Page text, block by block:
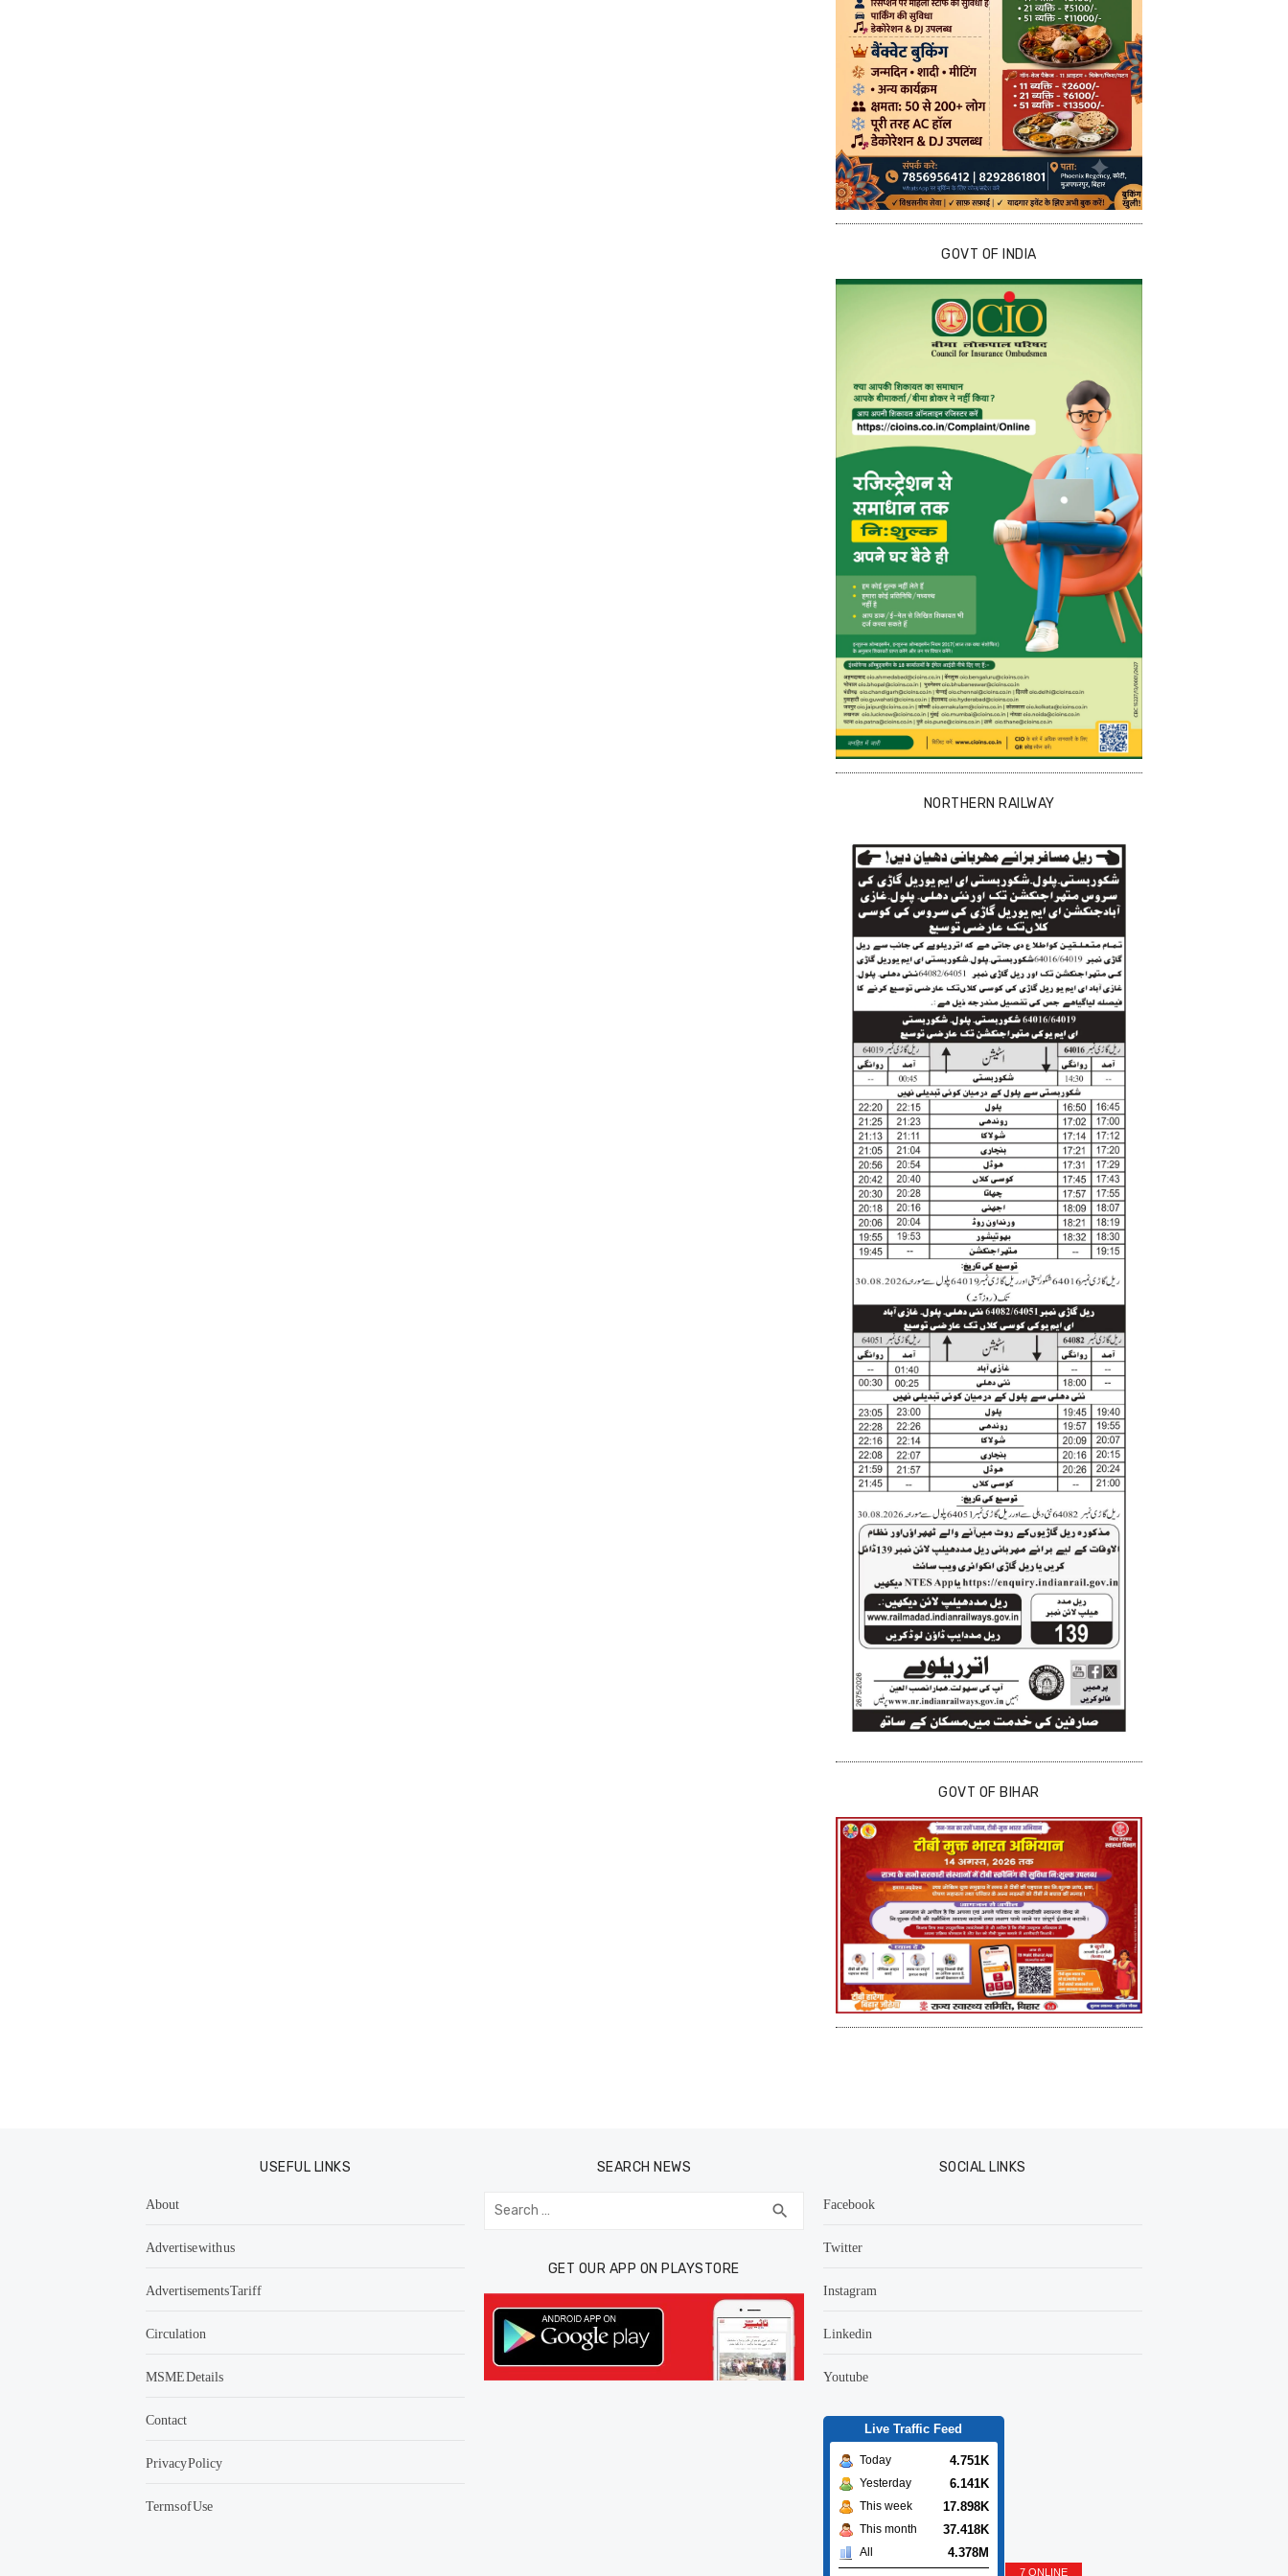
GOVT OF INDIA
NORTHERN RAILWAY
GOVT OF BIHAR
USEFUL LINKS
About
Advertise with us
Advertisements Tariff
Circulation
MSME Details
Contact
Privacy Policy
Terms of Use
SEARCH NEWS
Search
for: search SEARCH
GET OUR APP ON PLAYSTORE
SOCIAL LINKS
Facebook
Twitter
Instagram
Linkedin
Youtube
Live Traffic Feed
Today 4.751K
Yesterday 6.141K
This week 17.898K
This month 37.418K
All 4.378M
7 ONLINE